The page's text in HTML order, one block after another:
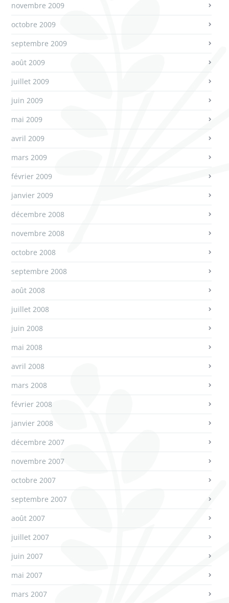
novembre 2009
octobre 2009
septembre 2009
août 2009
juillet 2009
juin 2009
mai 2009
avril 2009
mars 2009
février 2009
janvier 2009
décembre 2008
novembre 2008
octobre 2008
septembre 2008
août 2008
juillet 2008
juin 2008
mai 2008
avril 2008
mars 2008
février 2008
janvier 2008
décembre 2007
novembre 2007
octobre 2007
septembre 2007
août 2007
juillet 2007
juin 2007
mai 2007
mars 2007